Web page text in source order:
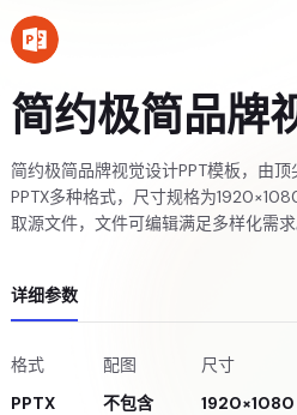
简约极简品牌
简约极简品牌视觉设计PPT模板，由
PPTX多种格式，尺寸规格为
取源文件，文件可编辑满足多样化需求
详细参数
格式
PPTX
配图
不包含
尺寸
1920×1080